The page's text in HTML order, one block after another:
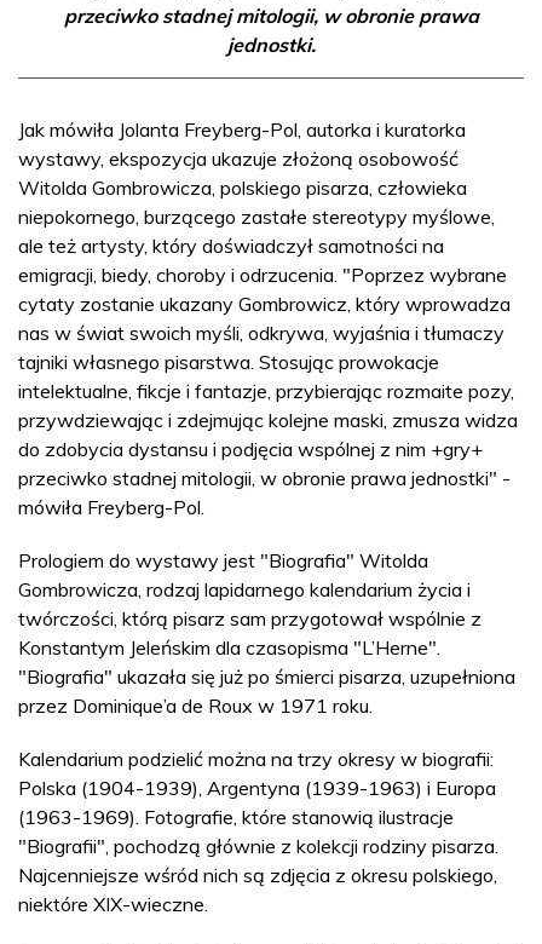
przeciwko stadnej mitologii, w obronie prawa
jednostki.
Jak mówiła Jolanta Freyberg-Pol, autorka i kuratorka
wystawy, ekspozycja ukazuje złożoną osobowość
Witolda Gombrowicza, polskiego pisarza, człowieka
niepokornego, burzącego zastałe stereotypy myślowe,
ale też artysty, który doświadczył samotności na
emigracji, biedy, choroby i odrzucenia. "Poprzez wybrane
cytaty zostanie ukazany Gombrowicz, który wprowadza
nas w świat swoich myśli, odkrywa, wyjaśnia i tłumaczy
tajniki własnego pisarstwa. Stosując prowokacje
intelektualne, fikcje i fantazje, przybierając rozmaite pozy,
przywdziewając i zdejmując kolejne maski, zmusza widza
do zdobycia dystansu i podjęcia wspólnej z nim +gry+
przeciwko stadnej mitologii, w obronie prawa jednostki" -
mówiła Freyberg-Pol.
Prologiem do wystawy jest "Biografia" Witolda
Gombrowicza, rodzaj lapidarnego kalendarium życia i
twórczości, którą pisarz sam przygotował wspólnie z
Konstantym Jeleńskim dla czasopisma "L’Herne".
"Biografia" ukazała się już po śmierci pisarza, uzupełniona
przez Dominique’a de Roux w 1971 roku.
Kalendarium podzielić można na trzy okresy w biografii:
Polska (1904-1939), Argentyna (1939-1963) i Europa
(1963-1969). Fotografie, które stanowią ilustracje
"Biografii", pochodzą głównie z kolekcji rodziny pisarza.
Najcenniejsze wśród nich są zdjęcia z okresu polskiego,
niektóre XIX-wieczne.